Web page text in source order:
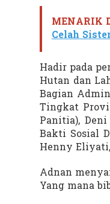
MENARIK
Celah
Hadir pada
Hutan dan
Bagian
Tingkat
Panitia),
Bakti Sosial
Henny
Adnan
Yang mana